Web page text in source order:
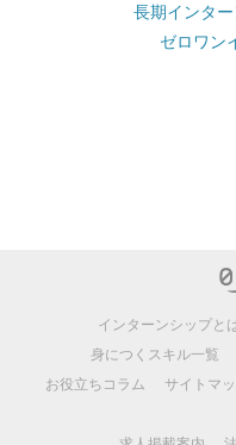
長期インタ
ゼロワン
インターンシップと
身につくスキル一覧
お役立ちコラム
サイトマ